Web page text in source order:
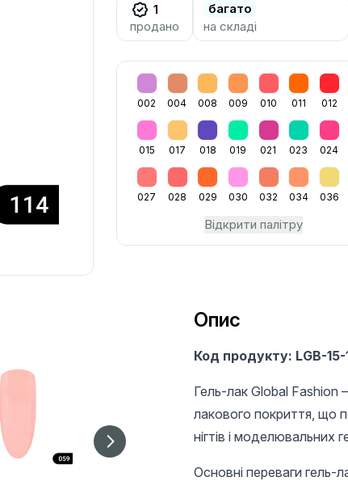
1
продано
багато
на складі
002 004 008 009 010 011 012
015 017 018 019 021 023 024
027 028 029 030 032 034 036
Відкрити палітру
Опис
Код продукту: LGB-15-
Гель-лак Global Fashion
лакового покриття, що
нігтів і моделювальних
Основні переваги гель-